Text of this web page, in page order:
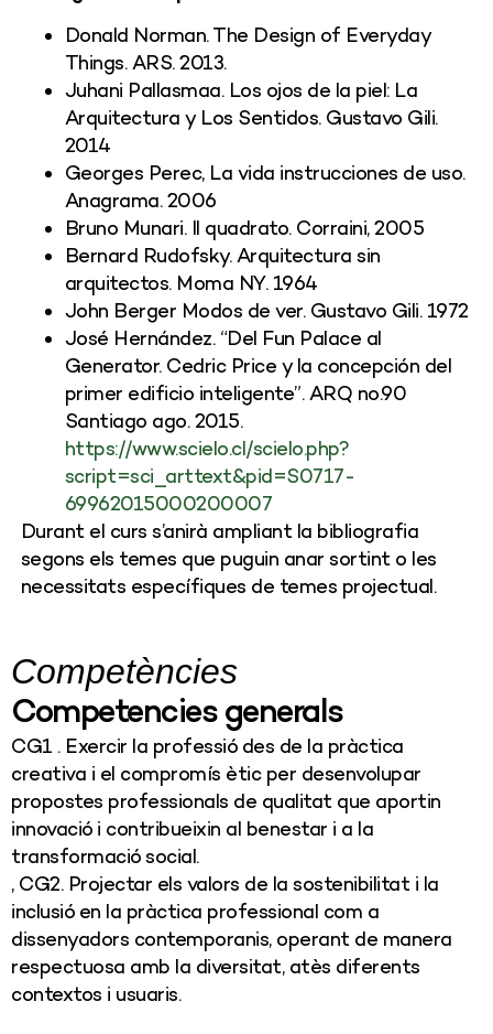
Donald Norman. The Design of Everyday
Things. ARS. 2013.
Juhani Pallasmaa. Los ojos de la piel: La
Arquitectura y Los Sentidos. Gustavo Gili.
2014
Georges Perec, La vida instrucciones de uso.
Anagrama. 2006
Bruno Munari. Il quadrato. Corraini, 2005
Bernard Rudofsky. Arquitectura sin
arquitectos. Moma NY. 1964
John Berger Modos de ver. Gustavo Gili. 1972
José Hernández. “Del Fun Palace al
Generator. Cedric Price y la concepción del
primer edificio inteligente”. ARQ no.90
Santiago ago. 2015.
https://www.scielo.cl/scielo.php?
script=sci_arttext&pid=S0717-
69962015000200007
Durant el curs s’anirà ampliant la bibliografia
segons els temes que puguin anar sortint o les
necessitats específiques de temes projectual.
Competències
Competencies generals
CG1 . Exercir la professió des de la pràctica
creativa i el compromís ètic per desenvolupar
propostes professionals de qualitat que aportin
innovació i contribueixin al benestar i a la
transformació social.
, CG2. Projectar els valors de la sostenibilitat i la
inclusió en la pràctica professional com a
dissenyadors contemporanis, operant de manera
respectuosa amb la diversitat, atès diferents
contextos i usuaris.